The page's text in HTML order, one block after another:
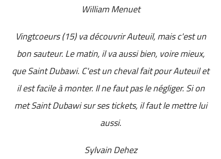
William Menuet
Vingtcoeurs (15) va découvrir Auteuil, mais c'est un
bon sauteur. Le matin, il va aussi bien, voire mieux,
que Saint Dubawi. C'est un cheval fait pour Auteuil et
il est facile à monter. Il ne faut pas le négliger. Si on
met Saint Dubawi sur ses tickets, il faut le mettre lui
aussi.
Sylvain Dehez